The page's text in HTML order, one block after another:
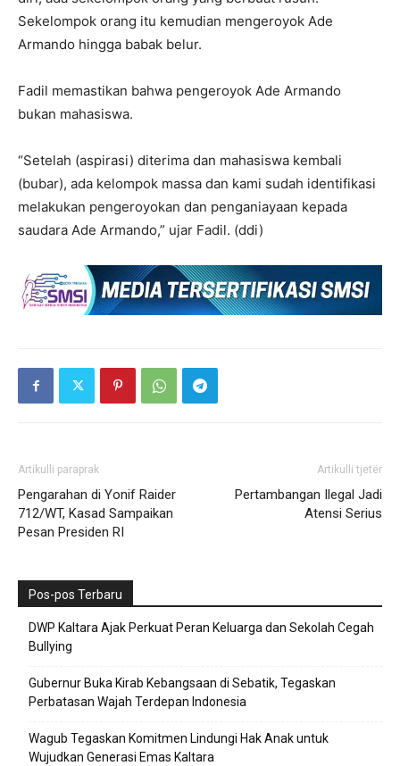
Sekelompok orang itu kemudian mengeroyok Ade
Armando hingga babak belur.
Fadil memastikan bahwa pengeroyok Ade Armando
bukan mahasiswa.
“Setelah (aspirasi) diterima dan mahasiswa kembali
(bubar), ada kelompok massa dan kami sudah identifikasi
melakukan pengeroyokan dan penganiayaan kepada
saudara Ade Armando,” ujar Fadil. (ddi)
Artikulli paraprak
Pengarahan di Yonif Raider
712/WT, Kasad Sampaikan
Pesan Presiden RI
Artikulli tjetër
Pertambangan Ilegal Jadi
Atensi Serius
Pos-pos Terbaru
DWP Kaltara Ajak Perkuat Peran Keluarga dan Sekolah Cegah
Bullying
Gubernur Buka Kirab Kebangsaan di Sebatik, Tegaskan
Perbatasan Wajah Terdepan Indonesia
Wagub Tegaskan Komitmen Lindungi Hak Anak untuk
Wujudkan Generasi Emas Kaltara